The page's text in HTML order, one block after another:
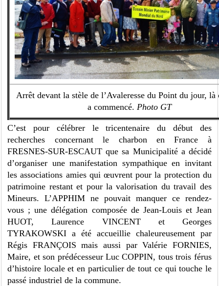
Arrêt devant la stèle de l’Avaleresse du Point du jour, là
a commencé. Photo GT
C’est pour célébrer le tricentenaire du début des
recherches concernant le charbon en France à
FRESNES-SUR-ESCAUT que sa Municipalité a décidé
d’organiser une manifestation sympathique en invitant
les associations amies qui œuvrent pour la protection du
patrimoine restant et pour la valorisation du travail des
Mineurs. L’APPHIM ne pouvait manquer ce rendez-
vous ; une délégation composée de Jean-Louis et Jean
HUOT, Laurence VINCENT et Georges
TYRAKOWSKI a été accueillie chaleureusement par
Régis FRANÇOIS mais aussi par Valérie FORNIES,
Maire, et son prédécesseur Luc COPPIN, tous trois férus
d’histoire locale et en particulier de tout ce qui touche le
passé industriel de la commune.